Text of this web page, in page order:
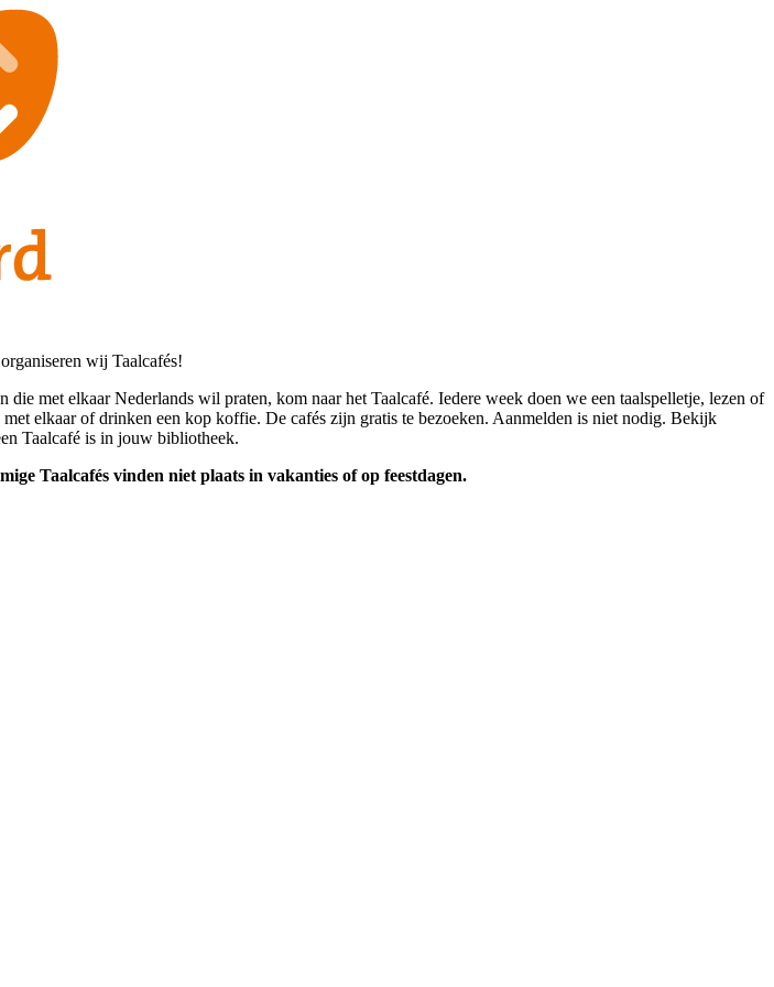
wij Taalcafés!
die met elkaar Nederlands wil praten, kom naar het Taalcafé. Iedere week doen we een taalspelletje, lezen of
elkaar of drinken een kop koffie. De cafés zijn gratis te bezoeken. Aanmelden is niet nodig. Bekijk
Taalcafé is in jouw bibliotheek.
Taalcafés vinden niet plaats in vakanties of op feestdagen.